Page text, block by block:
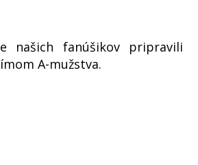
našich fanúšikov pripravili
A-mužstva.